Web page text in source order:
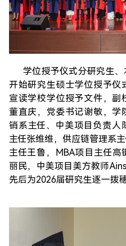
学位授予仪式分研究生
开始研究生硕士学位授予仪
宣读学校学位授予文件，副
董直庆，党委书记谢敏，学
销系主任、中美项目负责人
主任张维维，供应链管理系
主任王鲁，MBA项目主任高
丽民，中美项目美方教师
先后为2026届研究生逐一拨